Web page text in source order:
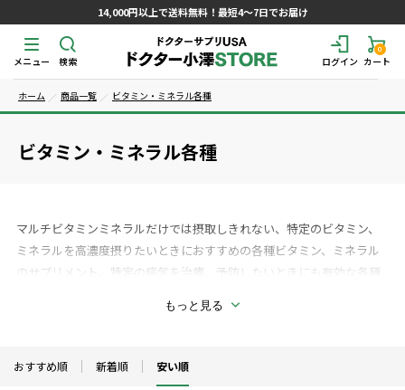
14,000円以上で送料無料！最短4～7日でお届け
ログイン
0
カート
検索
メニュー
ホーム 商品一覧 ビタミン・ミネラル各種
ビタミン・ミネラル各種
マルチビタミンミネラルだけでは摂取しきれない、特定のビタミン、
ミネラルを高濃度摂りたいときにおすすめの各種ビタミン、ミネラル
のサプリメント。特定の病気を治療、予防したいときにも有効な各種
いる方は特定の栄養素が不足することがよく知られていますが、これ
から徐々に放出され、枯渇していきます。そして新しい病気の原因と
なりうることもあります。すべてのビタミン、ミネラルは同じではあり
もっと見る
おすすめ順 新着順 安い順